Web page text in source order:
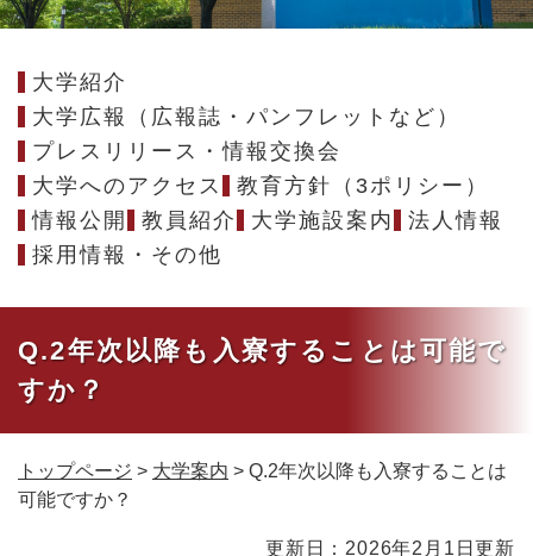
。
大学紹介
大学広報（広報誌・パンフレットなど）
プレスリリース・情報交換会
大学へのアクセス
教育方針（3ポリシー）
情報公開
教員紹介 大学施設案内
法人情報
採用情報・その他
Q.2年次以降も入寮することは可能で
すか？
トップページ > 大学案内 > Q.2年次以降も入寮することは
可能ですか？
更新日：2026年2月1日更新